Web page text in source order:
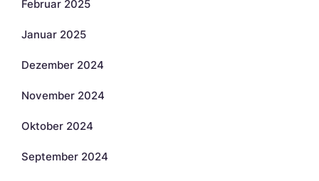
Februar 2025
Januar 2025
Dezember 2024
November 2024
Oktober 2024
September 2024